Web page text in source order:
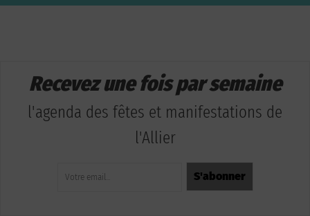
Recevez une fois par semaine
l'agenda des fêtes et manifestations de
l'Allier